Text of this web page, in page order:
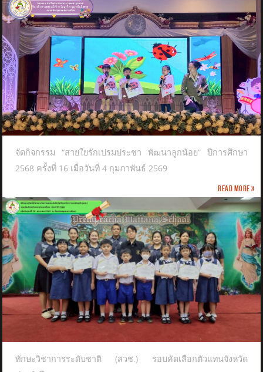
จัดกิจกรรม “สายใยรักเปรมประชา พัฒนาลูกน้อย” ปีการศึกษา
2568 ครั้งที่ 16 เมื่อวันที่ 4 กุมภาพันธ์ 2569
Read more »
ทักษะวิชาการระดับชาติ (สวช.) รอบคัดเลือกตัวแทนจังหวัด